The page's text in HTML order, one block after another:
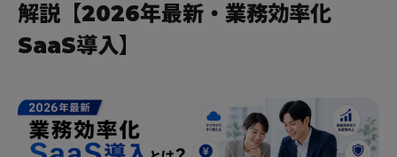
解説【2026年最新・業務効率化
SaaS導入】